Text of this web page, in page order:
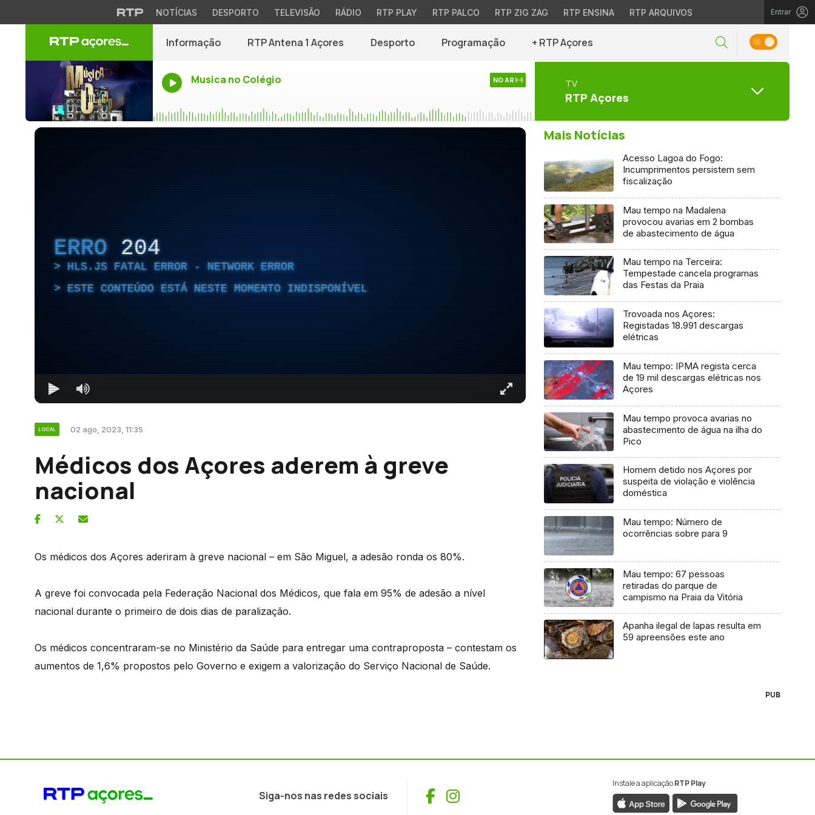
NOTÍCIAS DESPORTO TELEVISÃO RÁDIO RTP PLAY RTP PALCO RTP ZIG ZAG RTP ENSINA RTP ARQUIVOS Entrar
Informação RTP Antena 1 Açores Desporto Programação + RTP Açores
Musica no Colégio NO AR TV
RTP Açores
ERRO 204
HLS.JS FATAL ERROR - NETWORK ERROR
ESTE CONTEÚDO ESTÁ NESTE MOMENTO INDISPONÍVEL
LOCAL 02 ago, 2023, 11:35
Médicos dos Açores aderem à greve
nacional
Os médicos dos Açores aderiram à greve nacional – em São Miguel, a adesão ronda os 80%.
A greve foi convocada pela Federação Nacional dos Médicos, que fala em 95% de adesão a nível
nacional durante o primeiro de dois dias de paralização.
Os médicos concentraram-se no Ministério da Saúde para entregar uma contraproposta – contestam os
aumentos de 1,6% propostos pelo Governo e exigem a valorização do Serviço Nacional de Saúde.
Mais Notícias
Acesso Lagoa do Fogo:
Incumprimentos persistem sem
fiscalização
Mau tempo na Madalena
provocou avarias em 2 bombas
de abastecimento de água
Mau tempo na Terceira:
Tempestade cancela programas
das Festas da Praia
Trovoada nos Açores:
Registadas 18.991 descargas
elétricas
Mau tempo: IPMA regista cerca
de 19 mil descargas elétricas nos
Açores
Mau tempo provoca avarias no
abastecimento de água na ilha do
Pico
Homem detido nos Açores por
suspeita de violação e violência
doméstica
Mau tempo: Número de
ocorrências sobre para 9
Mau tempo: 67 pessoas
retiradas do parque de
campismo na Praia da Vitória
Apanha ilegal de lapas resulta em
59 apreensões este ano
PUB
Siga-nos nas redes sociais Facebook
Instagram
Instale a aplicaçãoRTP Play